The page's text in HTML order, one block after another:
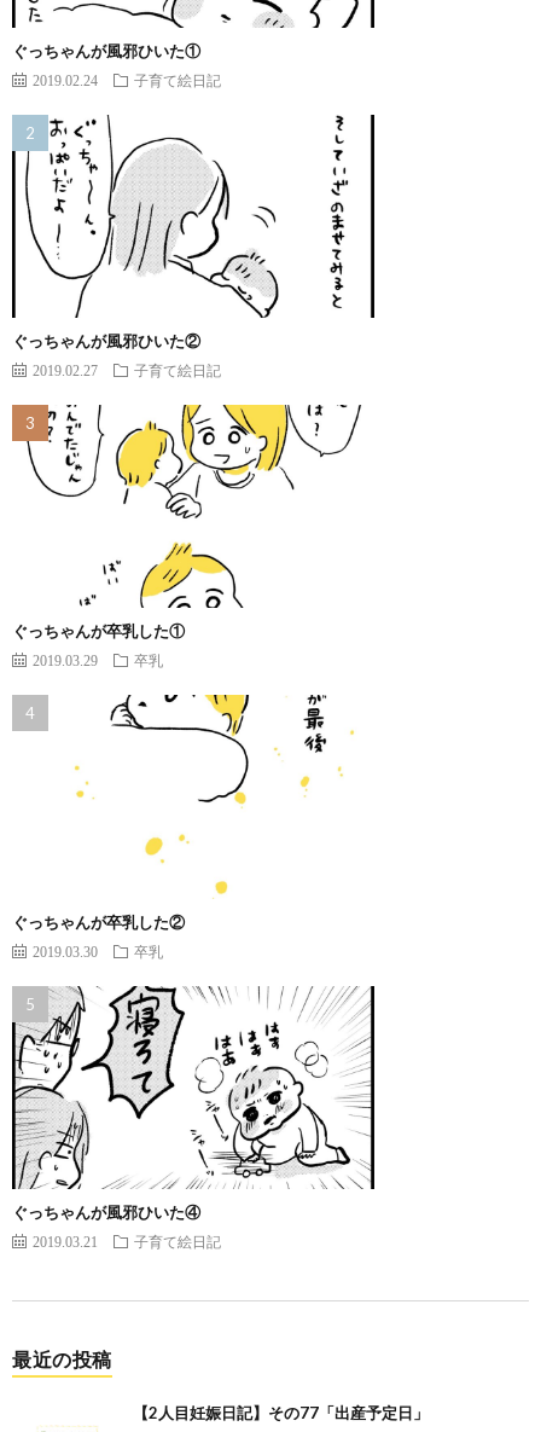
ぐっちゃんが風邪ひいた①
2019.02.24 子育て絵日記
ぐっちゃんが風邪ひいた②
2019.02.27 子育て絵日記
ぐっちゃんが卒乳した①
2019.03.29 卒乳
ぐっちゃんが卒乳した②
2019.03.30 卒乳
ぐっちゃんが風邪ひいた④
2019.03.21 子育て絵日記
最近の投稿
【2人目妊娠日記】その77「出産予定日」